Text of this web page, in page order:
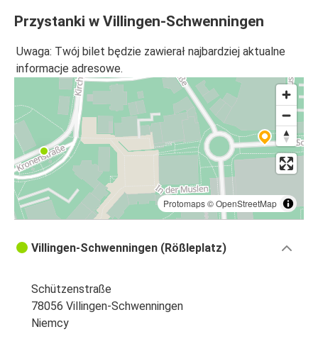
Przystanki w Villingen-Schwenningen
Uwaga: Twój bilet będzie zawierał najbardziej aktualne
informacje adresowe.
Protomaps©OpenStreetMap
Villingen-Schwenningen (Rößleplatz)
Schützenstraße
78056 Villingen-Schwenningen
Niemcy